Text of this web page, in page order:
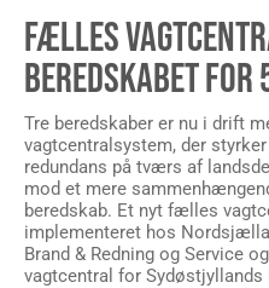
FÆLLES
BEREDSKABET
Tre beredskaber er nu i drift
vagtcentralsystem, der
redundans på tværs af
mod et mere
beredskab. Et nyt fælles
implementeret hos
Brand & Redning og Service
vagtcentral for